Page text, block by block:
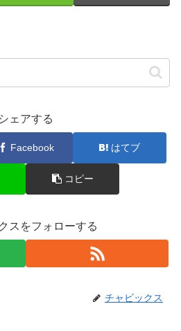
シェアする
Facebook はてブ
コピー
スをフォローする
チャビックス